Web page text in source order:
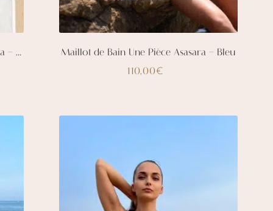
Maillot de Bain Une Pièce Aphrodisia – Blanc
Maillot de Bain Une Pièce Asasara – Bleu
110,00€
options
peuvent
être
choisies